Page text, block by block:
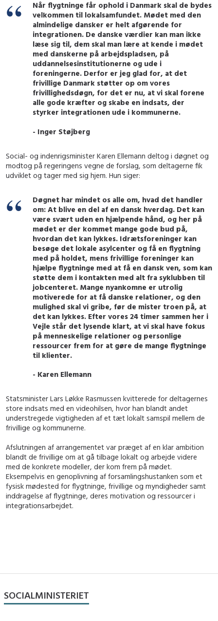
Når flygtninge får ophold i Danmark skal de bydes
velkommen til lokalsamfundet. Mødet med den
almindelige dansker er helt afgørende for
integrationen. De danske værdier kan man ikke
læse sig til, dem skal man lære at kende i mødet
med danskerne på arbejdspladsen, på
uddannelsesinstitutionerne og ude i
foreningerne. Derfor er jeg glad for, at det
frivillige Danmark støtter op om vores
frivillighedsdøgn, for det er nu, at vi skal forene
alle gode kræfter og skabe en indsats, der
styrker integrationen ude i kommunerne.
- Inger Støjberg
Social- og indenrigsminister Karen Ellemann deltog i døgnet og
modtog på regeringens vegne de forslag, som deltagerne fik
udviklet og tager med sig hjem. Hun siger:
Døgnet har mindet os alle om, hvad det handler
om: At blive en del af en dansk hverdag. Det kan
være svært uden en hjælpende hånd, og her på
mødet er der kommet mange gode bud på,
hvordan det kan lykkes. Idrætsforeninger kan
besøge det lokale asylcenter og få en flygtning
med på holdet, mens frivillige foreninger kan
hjælpe flygtninge med at få en dansk ven, som kan
støtte dem i kontakten med alt fra syklubben til
jobcenteret. Mange nyankomne er utrolig
motiverede for at få danske relationer, og den
mulighed skal vi gribe, før de mister troen på, at
det kan lykkes. Efter vores 24 timer sammen her i
Vejle står det lysende klart, at vi skal have fokus
på menneskelige relationer og personlige
ressourcer frem for at gøre de mange flygtninge
til klienter.
- Karen Ellemann
Statsminister Lars Løkke Rasmussen kvitterede for deltagernes
store indsats med en videohilsen, hvor han blandt andet
understregede vigtigheden af et tæt lokalt samspil mellem de
frivillige og kommunerne.
Afslutningen af arrangementet var præget af en klar ambition
blandt de frivillige om at gå tilbage lokalt og arbejde videre
med de konkrete modeller, der kom frem på mødet.
Eksempelvis en genoplivning af forsamlingshustanken som et
fysisk mødested for flygtninge, frivillige og myndigheder samt
inddragelse af flygtninge, deres motivation og ressourcer i
integrationsarbejdet.
SOCIALMINISTERIET